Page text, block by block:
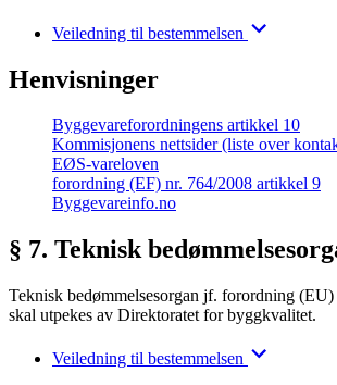
Veiledning til bestemmelsen
Henvisninger
Byggevareforordningens artikkel 10
Kommisjonens nettsider (liste over
EØS-vareloven
forordning (EF) nr. 764/2008 artikkel 9
Byggevareinfo.no
§ 7. Teknisk
Teknisk bedømmelsesorgan jf. forordning
skal utpekes av Direktoratet for byggkvalitet.
Veiledning til bestemmelsen